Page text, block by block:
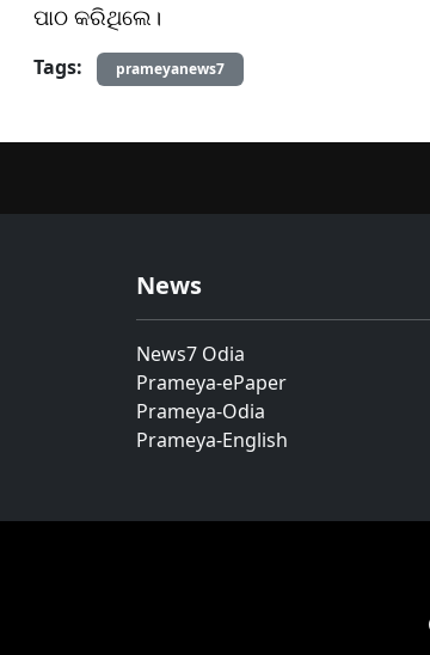
ପାଠ କରିଥିଲେ।
Tags: prameyanews7
News
News7 Odia
Prameya-ePaper
Prameya-Odia
Prameya-English